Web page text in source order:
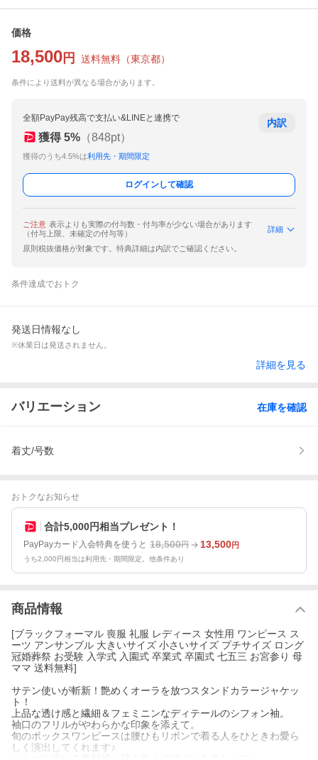
価格
18,500 円 送料無料 （東京都）
条件により送料が異なる場合があります。
全額PayPay残高で支払い&LINEと連携で
獲得 5% （848pt）
獲得のうち4.5%は利用先・期間限定
内訳
ログインして確認
ご注意 表示よりも実際の付与数・付与率が少ない場合があります
（付与上限、未確定の付与等）
詳細
原則税抜価格が対象です。特典詳細は内訳でご確認ください。
条件達成でおトク
発送日情報なし
※休業日は発送されません。
詳細を見る
バリエーション 在庫を確認
着丈/号数
おトクなお知らせ
合計5,000円相当プレゼント！
PayPayカード入会特典を使うと 18,500円 13,500円
うち2,000円相当は利用先・期間限定。他条件あり
商品情報
[ブラックフォーマル 喪服 礼服 レディース 女性用 ワンピース ス
ーツ アンサンブル 大きいサイズ 小さいサイズ プチサイズ ロング
冠婚葬祭 お受験 入学式 入園式 卒業式 卒園式 七五三 お宮参り 母
ママ 送料無料]
サテン使いが斬新！艶めくオーラを放つスタンドカラージャケッ
ト！
上品な透け感と繊細＆フェミニンなディテールのシフォン袖。
袖口のフリルがやわらかな印象を添えて。
旬のボックスワンピースは腰ひもリボンで着る人をひときわ愛ら
しく演出してくれます♪